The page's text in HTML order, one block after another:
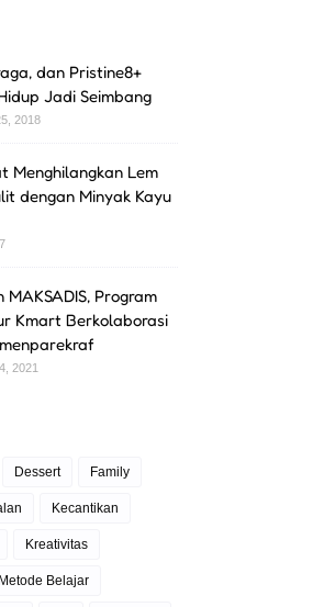
dan Pristine8+
Jadi Seimbang
2018
Menghilangkan Lem
dengan Minyak Kayu
MAKSADIS, Program
Kmart Berkolaborasi
2021
Dessert Family
Kecantikan
Kreativitas
Metode Belajar